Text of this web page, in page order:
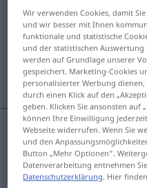
Übersicht aller
(Für mehr Details die
önemli
önemli wichtig
Wir verwenden Cookies, damit
und wir besser mit Ihnen
funktionale und statistische
und der statistischen
werden auf Grundlage unserer
gespeichert. Marketing-Cookies
personalisierter Werbung
durch einen Klick auf den
geben. Klicken Sie ansonsten auf
können Ihre Einwilligung
Webseite widerrufen. Wenn Sie
und den
Button „Mehr Optionen“.
Datenverarbeitung entnehmen
Datenschutzerklärung. Hier